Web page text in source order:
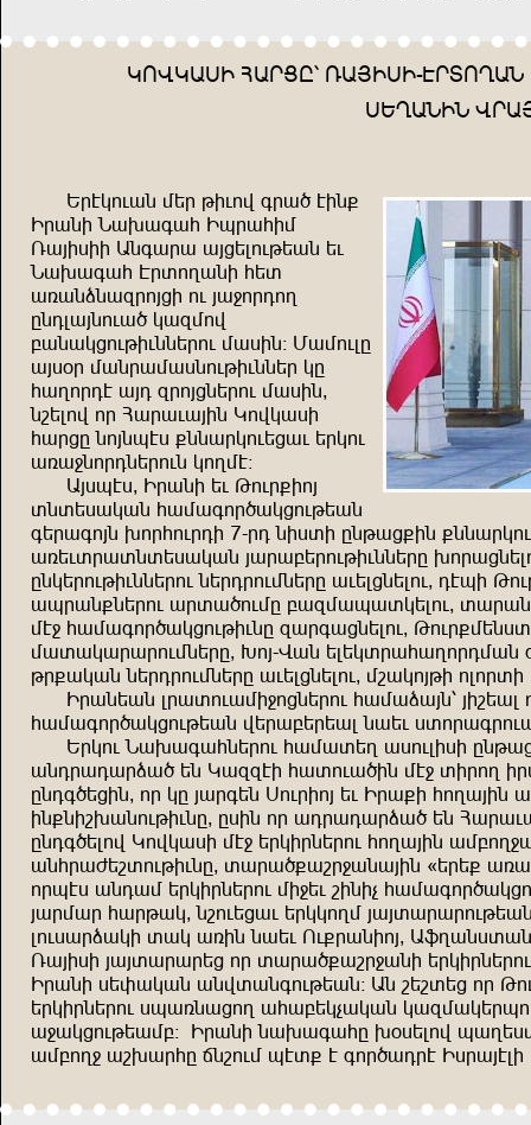
MNFMUİR AUĞJG% XUWRİR-TĞINPUZ
İŞPUZRZ
Şğtmnduz sşğ krdnf üğu, trz=
Rğuzr Zu.uüua Rhğuars
Xuwrirr Uzüuğu uwjşlndkşuz şd
Zu.uüua Tğınpuzr aşı
uxuzqzuöğnwjr nd wu<nğenp
gzeluwzndu, muösnf
çuzumjndkrdzzşğnd suirz! Susndlg
uwi+ğ suzğusuizndkrdzzşğ mg
aupnğet uwe öğnwjzşğnd suirz^
zbşlnf nğ Auğuduwrz Mnfmuir
auğjg znwzhti =zzuğmndşjud şğmnd
uxu<znğezşğndz mnpst!
Uwihti^ Rğuzr şd Kndğ=rnw
ızışiumuz ausuünğ,umjndkşuz
üşğuünwz .nğandğer 7-ğe zriır gzkuj=rz
uxşdığuızışiumuz wuğuçşğndkrdzzşğg
gzmşğndkrdzzşğnd zşğeğndszşğg udşljzşlnd^ ethr
uhğuz=zşğnd uğıu,ndsg çuösuhuımşlnd^
st< ausuünğ,umjndkrdzg öuğüujzşlnd^
suıumuğuğndszşğg^ :nw-Fuz
kğ=umuz zşğeğndszşğg udşljzşlnd^ sbumnwkr
Rğuzşuz lğuındusr<njzşğnd ausuquwz% wrbşul
ausuünğ,umjndkşuz fşğuçşğşul zuşd
Şğmnd Zu.uüuazşğnd ausuışp uindlrir
uzeğueuğqu, şz Muöötr auındu,rz st< ırğnp
gzeü,şjrz^ nğ mg wuğüşz İndğrnw şd Rğu=r anpuwrz
rz=zrb.uzndkrdzg^ girz nğ ueğueuğqu, şz
gzeü,şlnf Mnfmuir st< şğmrğzşğnd anpuwrz
uzağucşbındkrdzg^ ıuğu,=ubğ<uzuwrz {şğş=
nğhti uzeus şğmrğzşğnd sr<şd brzrv
wuğsuğ auğkum^ zbndşjud şğmmnps
lndiuğqumr ıum uxrz zuşd Nd=ğuzrnw^
Xuwrir wuwıuğuğşj nğ ıuğu,=ubğ<uzr
Rğuzr işyumuz uzfıuzündkşuz! Uz bşbışj nğ
şğmrğzşğnd ihuxzujnp uauçşmvumuz
u<umjndkşusç! Rğuzr zu.uüuag .+işlnf
usçnp< ub.uğag ozbnds htı= t ünğ,ueğt Riğuwtlr